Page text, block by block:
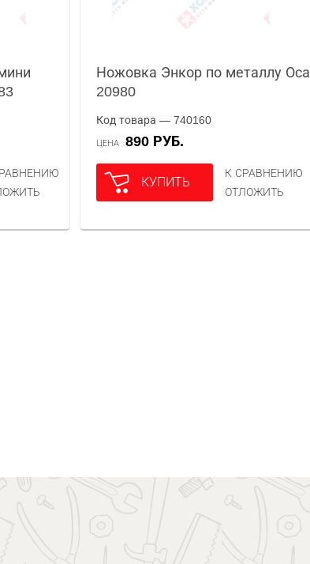
Ножовка Энкор по металлу Оса
20980
Код товара — 740160
ЦЕНА 890 РУБ.
КУПИТЬ
К СРАВНЕНИЮ
ОТЛОЖИТЬ